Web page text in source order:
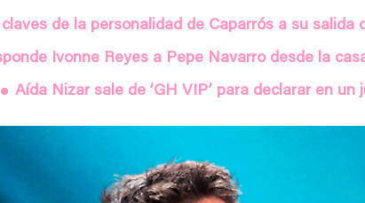
de la personalidad de Caparrós a su salida
Ivonne Reyes a Pepe Navarro desde la casa
Aída Nizar sale de ‘GH VIP’ para declarar en un